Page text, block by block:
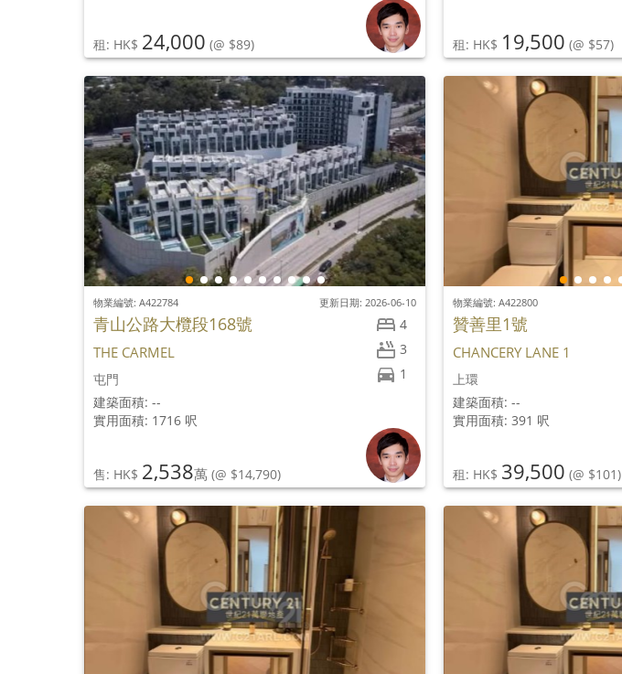
租: HK$ 24,000 (@ $89) 租: HK$ 19,500 (@ $57)
4
3
1
物業編號: A422784 更新日期: 2026-06-10
青山公路大欖段168號
THE CARMEL
屯門
建築面積: --
實用面積: 1716 呎
售: HK$ 2,538萬 (@ $14,790)
物業編號: A422800
贊善里1號
CHANCERY LANE 1
上環
建築面積: --
實用面積: 391 呎
租: HK$ 39,500 (@ $101)